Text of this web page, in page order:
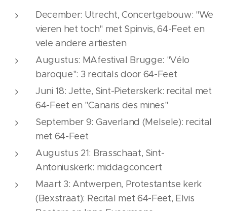
December: Utrecht, Concertgebouw: "We
vieren het toch" met Spinvis, 64-Feet en
vele andere artiesten
Augustus: MAfestival Brugge: "Vélo
baroque": 3 recitals door 64-Feet
Juni 18: Jette, Sint-Pieterskerk: recital met
64-Feet en "Canaris des mines"
September 9: Gaverland (Melsele): recital
met 64-Feet
Augustus 21: Brasschaat, Sint-
Antoniuskerk: middagconcert
Maart 3: Antwerpen, Protestantse kerk
(Bexstraat): Recital met 64-Feet, Elvis